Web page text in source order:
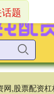
网,股票配资
题